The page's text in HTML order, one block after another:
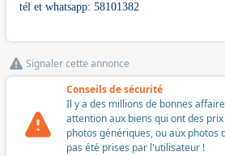
tél et whatsapp: 58101382
Signaler cette annonce
Conseils de sécurité
Il y a des millions de bonnes
attention aux biens qui ont des
photos génériques, ou aux
pas été prises par l'utilisateur !